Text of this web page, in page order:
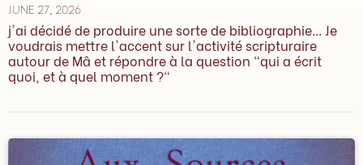
JUNE 27, 2026
j'ai décidé de produire une sorte de bibliographie... Je
voudrais mettre l'accent sur l'activité scripturaire
autour de Mâ et répondre à la question "qui a écrit
quoi, et à quel moment ?"